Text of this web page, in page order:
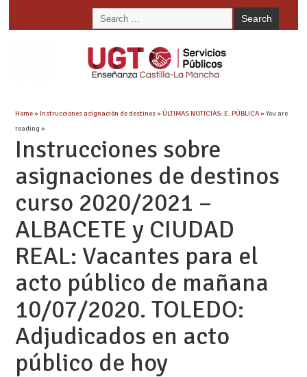
Home»Instrucciones asignación de destinos»ÚLTIMAS NOTICIAS: E. PÚBLICA» You are
reading »
Instrucciones sobre
asignaciones de destinos
curso 2020/2021 –
ALBACETE y CIUDAD
REAL: Vacantes para el
acto público de mañana
10/07/2020. TOLEDO:
Adjudicados en acto
público de hoy